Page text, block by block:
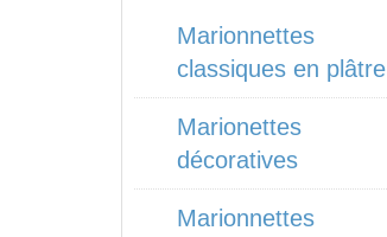
Marionnettes
classiques en plâtre
Marionettes
décoratives
Marionnettes